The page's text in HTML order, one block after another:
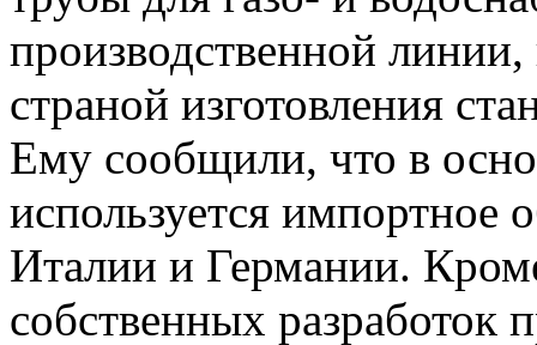
производственной
страной изготовления
Ему сообщили, что в
используется импортное
Италии и Германии.
собственных